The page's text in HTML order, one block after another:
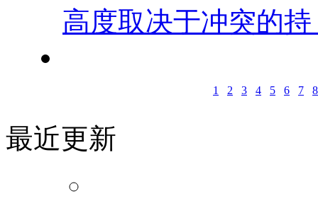
高度取决于冲突的持
1 2 3 4 5 6 7 8
最近更新